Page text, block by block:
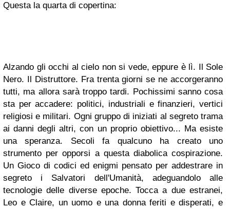
Questa la quarta di copertina:
Alzando gli occhi al cielo non si vede, eppure è lì. Il Sole
Nero. Il Distruttore. Fra trenta giorni se ne accorgeranno
tutti, ma allora sarà troppo tardi. Pochissimi sanno cosa
sta per accadere: politici, industriali e finanzieri, vertici
religiosi e militari. Ogni gruppo di iniziati al segreto trama
ai danni degli altri, con un proprio obiettivo... Ma esiste
una speranza. Secoli fa qualcuno ha creato uno
strumento per opporsi a questa diabolica cospirazione.
Un Gioco di codici ed enigmi pensato per addestrare in
segreto i Salvatori dell'Umanità, adeguandolo alle
tecnologie delle diverse epoche. Tocca a due estranei,
Leo e Claire, un uomo e una donna feriti e disperati, e